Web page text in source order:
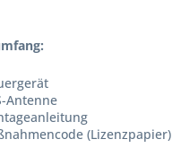
Antenne
(Lizenzpapier)